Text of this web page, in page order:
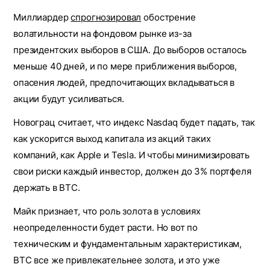
Миллиардерспрогнозировал обострение
волатильности на фондовом рынке из-за
президентских выборов в США. До выборов осталось
меньше 40 дней, и по мере приближения выборов,
опасения людей, предпочитающих вкладываться в
акции будут усиливаться.
Новограц считает, что индекс Nasdaq будет падать, так
как ускорится выход капитала из акций таких
компаний, как Apple и Tesla. И чтобы минимизировать
свои риски каждый инвестор, должен до 3% портфеля
держать в BTC.
Майк признает, что роль золота в условиях
неопределенности будет расти. Но вот по
техническим и фундаментальным характеристикам,
BTC все же привлекательнее золота, и это уже